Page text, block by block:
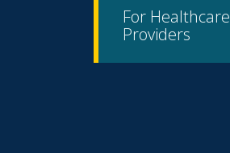
For Healthcare
Providers